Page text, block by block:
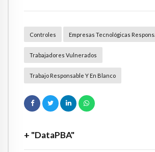
Controles Empresas Tecnológicas
Trabajadores Vulnerados
Trabajo Responsable Y En Blanco
+ "DataPBA"